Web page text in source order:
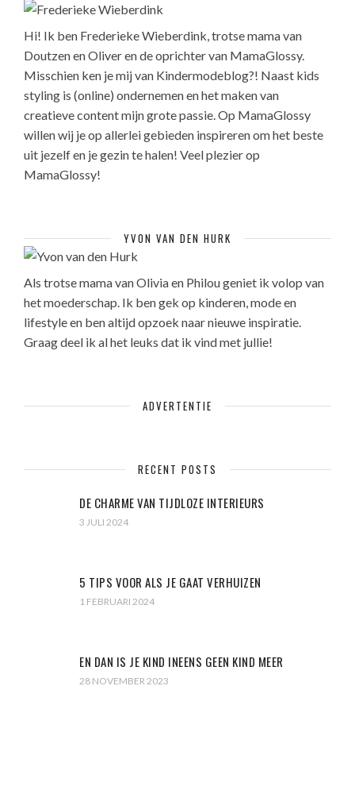
Hi! Ik ben Frederieke Wieberdink, trotse mama van
Doutzen en Oliver en de oprichter van MamaGlossy.
Misschien ken je mij van Kindermodeblog?! Naast kids
styling is (online) ondernemen en het maken van
creatieve content mijn grote passie. Op MamaGlossy
willen wij je op allerlei gebieden inspireren om het beste
uit jezelf en je gezin te halen! Veel plezier op
MamaGlossy!
YVON VAN DEN HURK
Als trotse mama van Olivia en Philou geniet ik volop van
het moederschap. Ik ben gek op kinderen, mode en
lifestyle en ben altijd opzoek naar nieuwe inspiratie.
Graag deel ik al het leuks dat ik vind met jullie!
ADVERTENTIE
RECENT POSTS
DE CHARME VAN TIJDLOZE INTERIEURS
3 JULI 2024
5 TIPS VOOR ALS JE GAAT VERHUIZEN
1 FEBRUARI 2024
EN DAN IS JE KIND INEENS GEEN KIND MEER
28 NOVEMBER 2023